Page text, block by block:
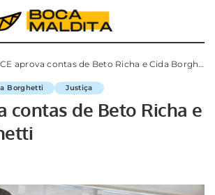
aprova contas de Beto Richa e Cida Borghetti
Borghetti Justiça
contas de Beto Richa e